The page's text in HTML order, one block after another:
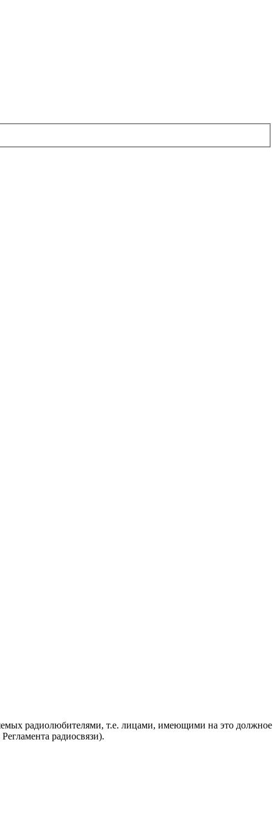
радиолюбителями, т.е. лицами, имеющими на это должное
радиосвязи).